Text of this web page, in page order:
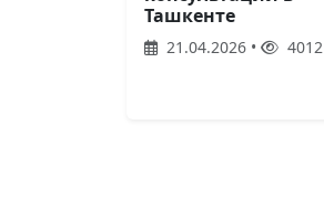
Ташкенте
21.04.2026 • 4012